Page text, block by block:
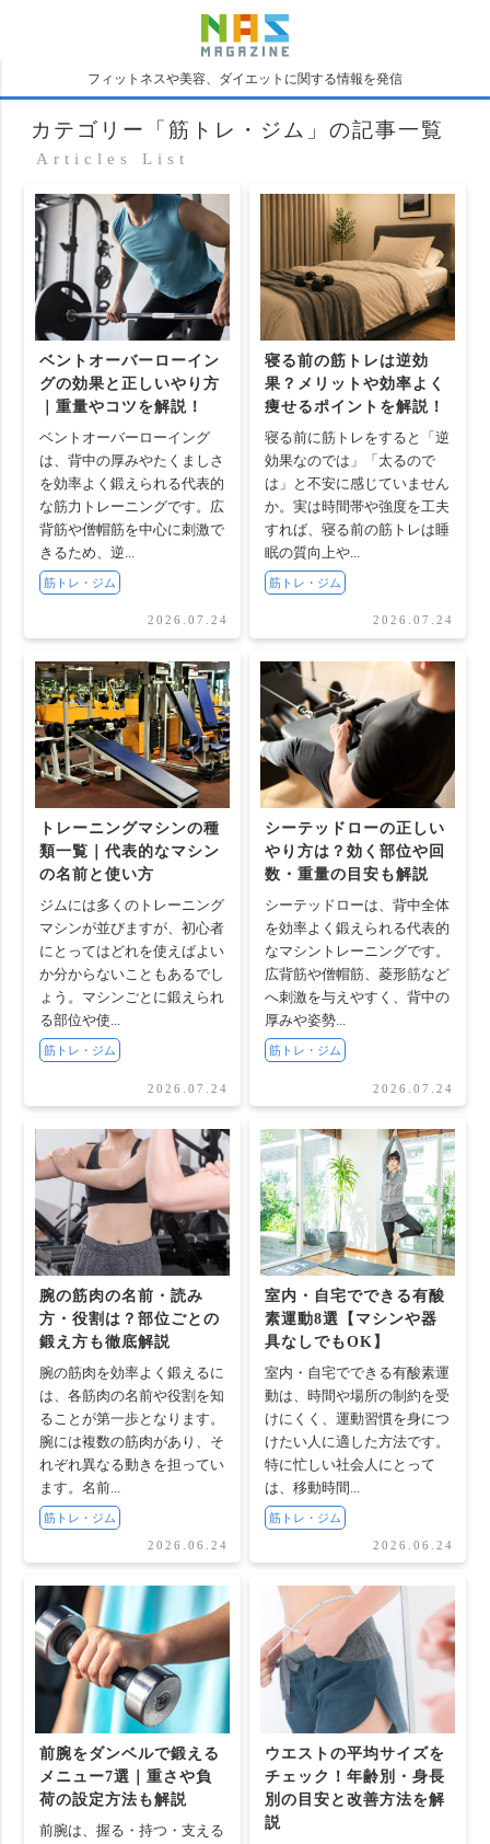
フィットネスや美容、ダイエットに関する情報を発信
カテゴリー「筋トレ・ジム」の記事一覧
Articles List
ベントオーバーローイン
グの効果と正しいやり方
｜重量やコツを解説！
ベントオーバーローイング
は、背中の厚みやたくましさ
を効率よく鍛えられる代表的
な筋力トレーニングです。広
背筋や僧帽筋を中心に刺激で
きるため、逆...
筋トレ・ジム
2026.07.24
寝る前の筋トレは逆効
果？メリットや効率よく
痩せるポイントを解説！
寝る前に筋トレをすると「逆
効果なのでは」「太るので
は」と不安に感じていません
か。実は時間帯や強度を工夫
すれば、寝る前の筋トレは睡
眠の質向上や...
筋トレ・ジム
2026.07.24
トレーニングマシンの種
類一覧｜代表的なマシン
の名前と使い方
ジムには多くのトレーニング
マシンが並びますが、初心者
にとってはどれを使えばよい
か分からないこともあるでし
ょう。マシンごとに鍛えられ
る部位や使...
筋トレ・ジム
2026.07.24
シーテッドローの正しい
やり方は？効く部位や回
数・重量の目安も解説
シーテッドローは、背中全体
を効率よく鍛えられる代表的
なマシントレーニングです。
広背筋や僧帽筋、菱形筋など
へ刺激を与えやすく、背中の
厚みや姿勢...
筋トレ・ジム
2026.07.24
腕の筋肉の名前・読み
方・役割は？部位ごとの
鍛え方も徹底解説
腕の筋肉を効率よく鍛えるに
は、各筋肉の名前や役割を知
ることが第一歩となります。
腕には複数の筋肉があり、そ
れぞれ異なる動きを担ってい
ます。名前...
筋トレ・ジム
2026.06.24
室内・自宅でできる有酸
素運動8選【マシンや器
具なしでもOK】
室内・自宅でできる有酸素運
動は、時間や場所の制約を受
けにくく、運動習慣を身につ
けたい人に適した方法です。
特に忙しい社会人にとって
は、移動時間...
筋トレ・ジム
2026.06.24
前腕をダンベルで鍛える
メニュー7選｜重さや負
荷の設定方法も解説
前腕は、握る・持つ・支える
ウエストの平均サイズを
チェック！年齢別・身長
別の目安と改善方法を解
説